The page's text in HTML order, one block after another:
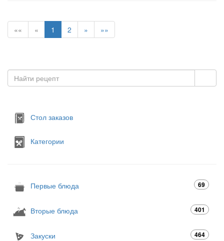
«« « 1 2 » »»
Стол заказов
Категории
Первые блюда 69
Вторые блюда 401
Закуски 464